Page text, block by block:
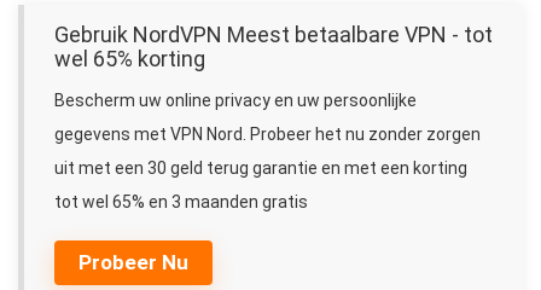
Probeer Nu
Gebruik NordVPN Meest betaalbare VPN - tot
wel 65% korting
Bescherm uw online privacy en uw persoonlijke
gegevens met VPN Nord. Probeer het nu zonder zorgen
uit met een 30 geld terug garantie en met een korting
tot wel 65% en 3 maanden gratis